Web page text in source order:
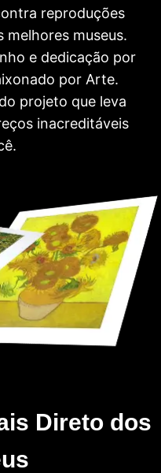
reproduções
museus.
e dedicação por
por Arte.
projeto que leva
inacreditáveis
Direto dos